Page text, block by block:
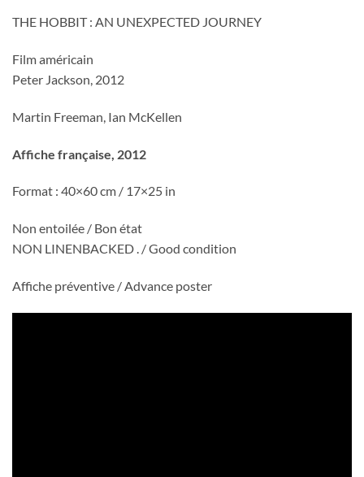
THE HOBBIT : AN UNEXPECTED JOURNEY
Film américain
Peter Jackson, 2012
Martin Freeman, Ian McKellen
Affiche française, 2012
Format : 40×60 cm / 17×25 in
Non entoilée / Bon état
NON LINENBACKED . / Good condition
Affiche préventive / Advance poster